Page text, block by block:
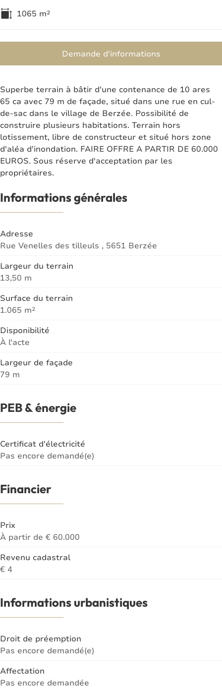
1065 m²
Demande d'informations
Superbe terrain à bâtir d'une contenance de 10 ares
65 ca avec 79 m de façade, situé dans une rue en cul-
de-sac dans le village de Berzée. Possibilité de
construire plusieurs habitations. Terrain hors
lotissement, libre de constructeur et situé hors zone
d'aléa d'inondation. FAIRE OFFRE A PARTIR DE 60.000
EUROS. Sous réserve d'acceptation par les
propriétaires.
Informations générales
Adresse
Rue Venelles des tilleuls , 5651 Berzée
Largeur du terrain
13,50 m
Surface du terrain
1.065 m²
Disponibilité
À l'acte
Largeur de façade
79 m
PEB & énergie
Certificat d'électricité
Pas encore demandé(e)
Financier
Prix
À partir de € 60.000
Revenu cadastral
€ 4
Informations urbanistiques
Droit de préemption
Pas encore demandé(e)
Affectation
Pas encore demandée